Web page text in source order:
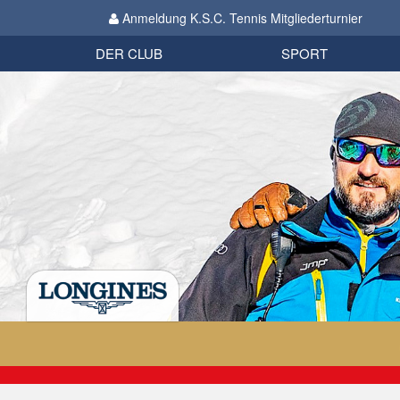
Anmeldung K.S.C. Tennis Mitgliederturnier
DER CLUB
Organisation
SPORT
Biathlon
Datenschutzverordnung 2018
Impressum